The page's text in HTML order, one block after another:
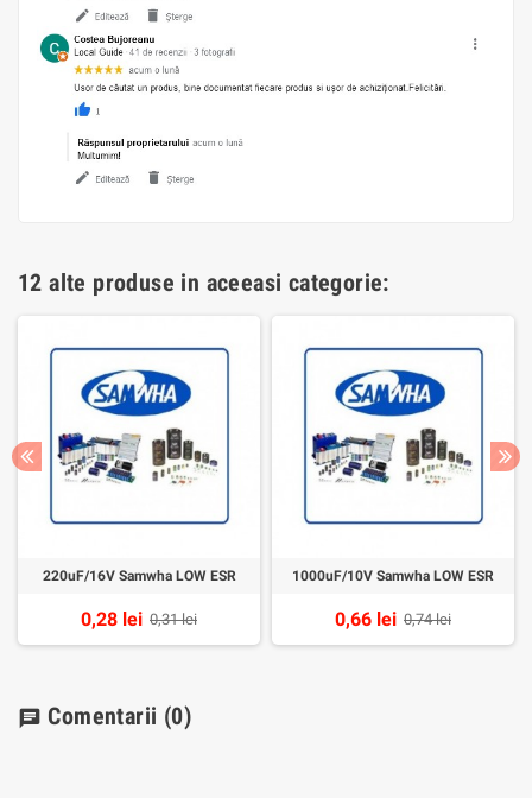
12 alte produse in aceeasi categorie:
220uF/16V Samwha LOW ESR
0,28 lei 0,31 lei
1000uF/10V Samwha LOW ESR
0,66 lei 0,74 lei
chat Comentarii (0)